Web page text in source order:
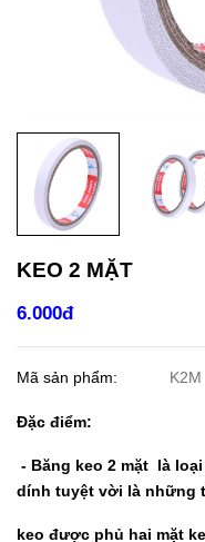
KEO 2 MẶT
6.000đ
Mã sản phẩm: K2M
Đặc điểm:
- Băng keo 2 mặt là
dính tuyệt vời là những
keo được phủ hai mặt